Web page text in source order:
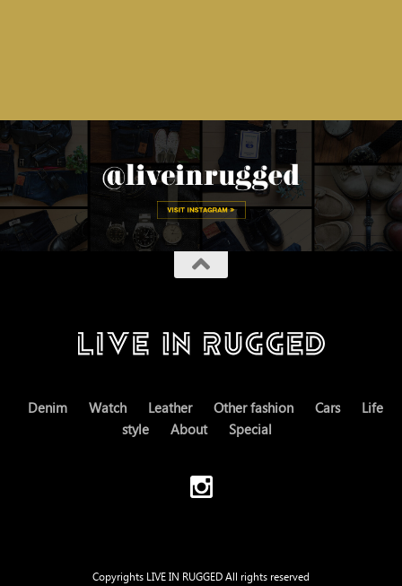
Denim Watch Leather Other fashion Cars
Life
style
About Special
Copyrights LIVE IN RUGGED All rights reserved